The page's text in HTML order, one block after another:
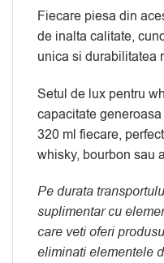
Fiecare piesa din
de inalta calitate,
unica si durabilitatea
Setul de lux pentru
capacitate
320 ml fiecare,
whisky, bourbon sau
Pe durata
suplimentar cu
care veti oferi
eliminati elementele